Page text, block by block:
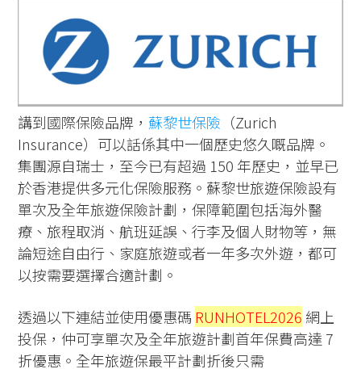
講到國際保險品牌， 蘇黎世保險 （Zurich
Insurance）可以話係其中一個歷史悠久嘅品牌。
集團源自瑞士，至今已有超過 150 年歷史，並早已
於香港提供多元化保險服務。蘇黎世旅遊保險設有
單次及全年旅遊保險計劃，保障範圍包括海外醫
療、旅程取消、航班延誤、行李及個人財物等，無
論短途自由行、家庭旅遊或者一年多次外遊，都可
以按需要選擇合適計劃。
透過以下連結並使用優惠碼 RUNHOTEL2026 網上
投保，仲可享單次及全年旅遊計劃首年保費高達 7
折優惠。全年旅遊保最平計劃折後只需